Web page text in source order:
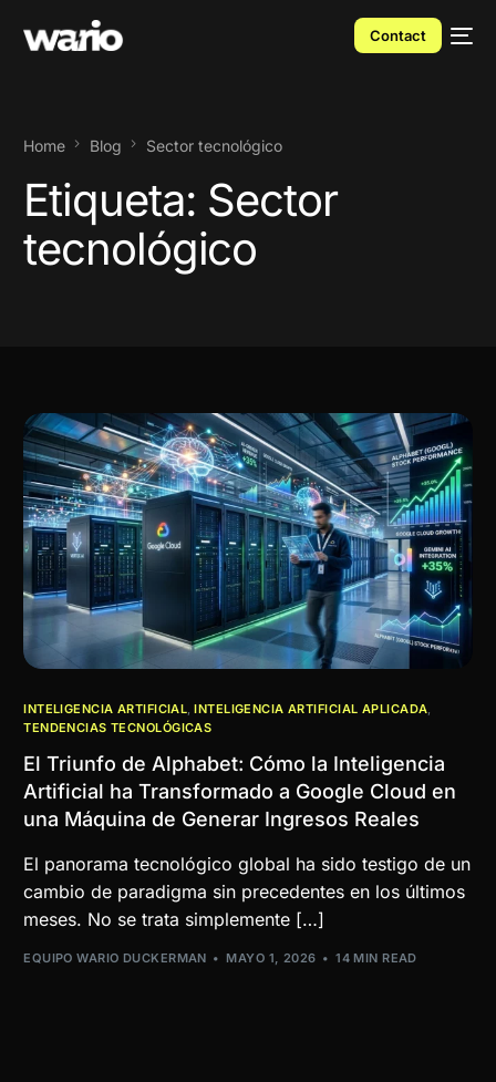
Contact
Home Blog Sector tecnológico
Etiqueta: Sector
tecnológico
INTELIGENCIA ARTIFICIAL,INTELIGENCIA ARTIFICIAL APLICADA,
TENDENCIAS TECNOLÓGICAS
El Triunfo de Alphabet: Cómo la Inteligencia
Artificial ha Transformado a Google Cloud en
una Máquina de Generar Ingresos Reales
El panorama tecnológico global ha sido testigo de un
cambio de paradigma sin precedentes en los últimos
meses. No se trata simplemente […]
EQUIPO WARIO DUCKERMAN MAYO 1, 2026 14 MIN READ